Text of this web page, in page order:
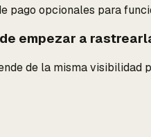
pago opcionales para
empezar a
de la misma